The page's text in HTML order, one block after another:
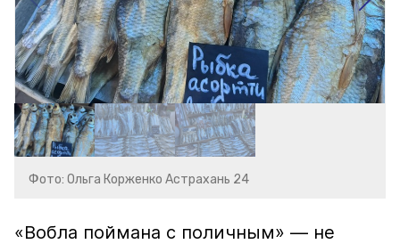
Фото: Ольга Корженко Астрахань 24
«Вобла поймана с поличным» — не